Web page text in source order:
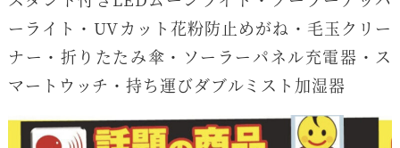
ーライト・UVカット花粉防止めがね・毛玉クリー
ナー・折りたたみ傘・ソーラーパネル充電器・ス
マートウッチ・持ち運びダブルミスト加湿器